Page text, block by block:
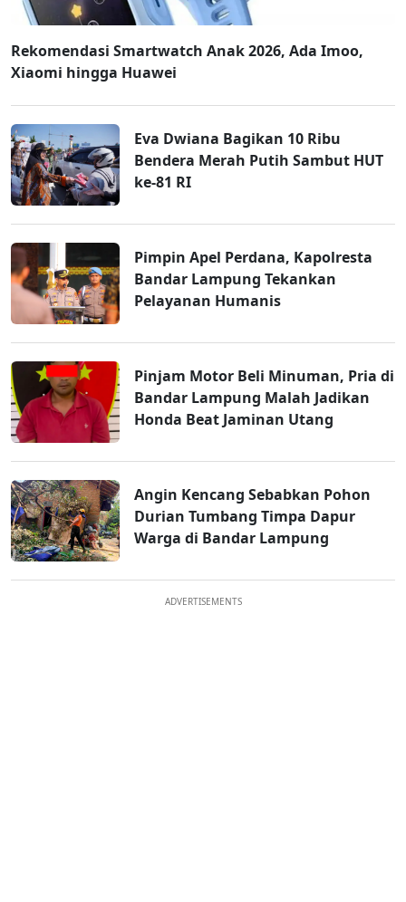
Rekomendasi Smartwatch Anak 2026, Ada Imoo,
Xiaomi hingga Huawei
Eva Dwiana Bagikan 10 Ribu
Bendera Merah Putih Sambut HUT
ke-81 RI
Pimpin Apel Perdana, Kapolresta
Bandar Lampung Tekankan
Pelayanan Humanis
Pinjam Motor Beli Minuman, Pria di
Bandar Lampung Malah Jadikan
Honda Beat Jaminan Utang
Angin Kencang Sebabkan Pohon
Durian Tumbang Timpa Dapur
Warga di Bandar Lampung
ADVERTISEMENTS